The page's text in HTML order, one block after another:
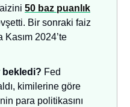
50 baz puanlık
Bir sonraki faiz
2024’te
bekledi? Fed
kimilerine göre
para politikasını